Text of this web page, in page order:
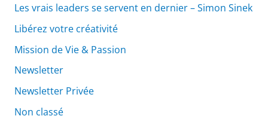
Les vrais leaders se servent en dernier – Simon Sinek
Libérez votre créativité
Mission de Vie & Passion
Newsletter
Newsletter Privée
Non classé